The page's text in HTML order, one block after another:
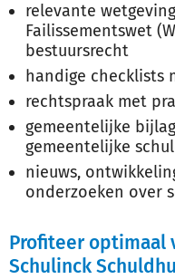
relevante
Failissementswet
bestuursrecht
handige checklists
rechtspraak met
gemeentelijke
gemeentelijke
nieuws,
onderzoeken over
Profiteer optimaal
Schulinck